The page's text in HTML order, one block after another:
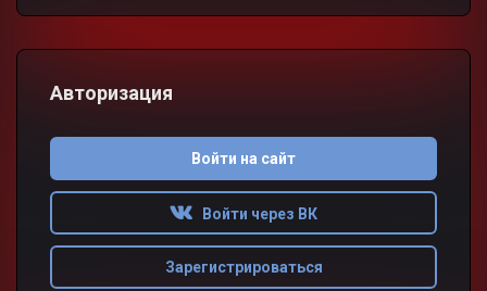
Авторизация
Войти на сайт
Войти через ВК
Зарегистрироваться